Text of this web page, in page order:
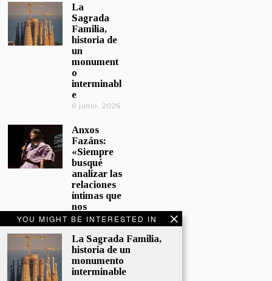
YOU MIGHT BE INTERESTED IN
La Sagrada Familia,
historia de un
monumento
interminable
La
Sagrada
Familia,
historia de
un
monument
o
interminabl
e
8 junio, 2026
Anxos
Fazáns:
«Siempre
busqué
analizar las
relaciones
íntimas que
nos
afectan»
5 junio, 2026
El hijo de la
cómica, el
homenaje